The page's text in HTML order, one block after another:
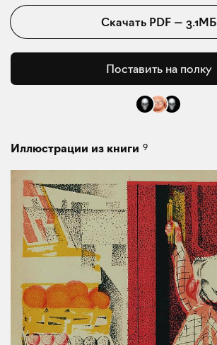
Скачать PDF— 3.1МБ
Поставить на полку
Иллюстрации из книги 9